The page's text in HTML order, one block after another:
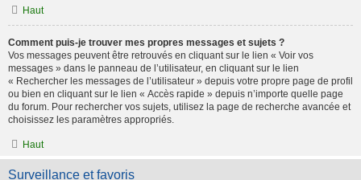
Haut
Comment puis-je trouver mes propres messages et sujets ?
Vos messages peuvent être retrouvés en cliquant sur le lien « Voir vos
messages » dans le panneau de l’utilisateur, en cliquant sur le lien
« Rechercher les messages de l’utilisateur » depuis votre propre page de profil
ou bien en cliquant sur le lien « Accès rapide » depuis n’importe quelle page
du forum. Pour rechercher vos sujets, utilisez la page de recherche avancée et
choisissez les paramètres appropriés.
Haut
Surveillance et favoris